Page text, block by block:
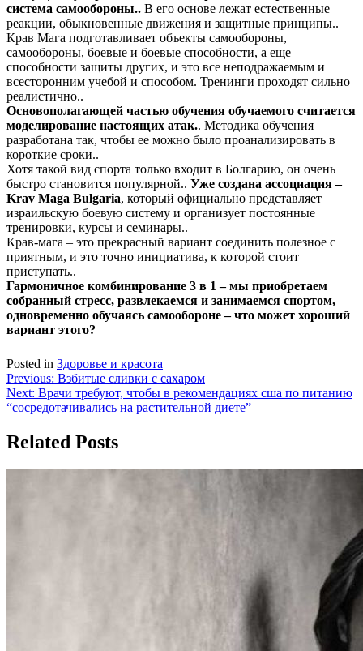
система самообороны.. В его основе лежат естественные
реакции, обыкновенные движения и защитные принципы..
Крав Мага подготавливает объекты самообороны,
самообороны, боевые и боевые способности, а еще
способности защиты других, и это все неподражаемым и
всесторонним учебой и способом. Тренинги проходят сильно
реалистично..
Основополагающей частью обучения обучаемого считается
моделирование настоящих атак.. Методика обучения
разработана так, чтобы ее можно было проанализировать в
короткие сроки..
Хотя такой вид спорта только входит в Болгарию, он очень
быстро становится популярной.. Уже создана ассоциация –
Krav Maga Bulgaria, который официально представляет
израильскую боевую систему и организует постоянные
тренировки, курсы и семинары..
Крав-мага – это прекрасный вариант соединить полезное с
приятным, и это точно инициатива, к которой стоит
приступать..
Гармоничное комбинирование 3 в 1 – мы приобретаем
собранный стресс, развлекаемся и занимаемся спортом,
одновременно обучаясь самообороне – что может хороший
вариант этого?
Posted in Здоровье и красота
Навигация
по
Previous: Взбитые сливки с сахаром
Next: Врачи требуют, чтобы в рекомендациях сша по питанию
“сосредотачивались на растительной диете”
Related Posts